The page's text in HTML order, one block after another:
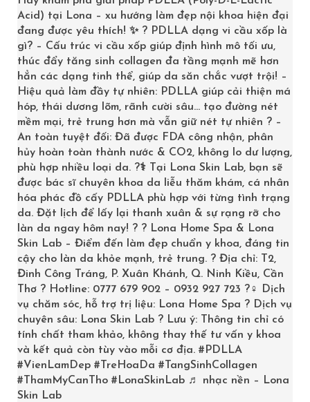
OBAGI GENTLE REJUVENATION SERUM GIÚP PHỤC HỒI VÀ TÁI TẠO DA
2,980,000₫ 2,682,000₫
>> LONA.VN
Acid) tại Lona – xu hướng làm đẹp nội khoa hiện đại
đang được yêu thích! ✨ ? PDLLA dạng vi cầu xốp là
gì? – Cấu trúc vi cầu xốp giúp định hình mô tối ưu,
thúc đẩy tăng sinh collagen đa tầng mạnh mẽ hơn
hẳn các dạng tinh thể, giúp da săn chắc vượt trội! –
Hiệu quả làm đầy tự nhiên: PDLLA giúp cải thiện má
hóp, thái dương lõm, rãnh cười sâu… tạo đường nét
mềm mại, trẻ trung hơn mà vẫn giữ nét tự nhiên ? –
An toàn tuyệt đối: Đã được FDA công nhận, phân
hủy hoàn toàn thành nước & CO2, không lo dư lượng,
phù hợp nhiều loại da. ?‍⚕️ Tại Lona Skin Lab, bạn sẽ
được bác sĩ chuyên khoa da liễu thăm khám, cá nhân
hóa phác đồ cấy PDLLA phù hợp với từng tình trạng
da. Đặt lịch để lấy lại thanh xuân & sự rạng rỡ cho
làn da ngay hôm nay! ? ? Lona Home Spa & Lona
Skin Lab – Điểm đến làm đẹp chuẩn y khoa, đáng tin
cậy cho làn da khỏe mạnh, trẻ trung. ? Địa chỉ: T2,
Đinh Công Tráng, P. Xuân Khánh, Q. Ninh Kiều, Cần
Thơ ? Hotline: 0777 679 902 – 0932 927 723 ?‍♀️ Dịch
vụ chăm sóc, hỗ trợ trị liệu: Lona Home Spa ? Dịch vụ
chuyên sâu: Lona Skin Lab ? Lưu ý: Thông tin chỉ có
tính chất tham khảo, không thay thế tư vấn y khoa
và kết quả còn tùy vào mỗi cơ địa. #PDLLA
#VienLamDep #TreHoaDa #TangSinhCollagen
#ThamMyCanTho #LonaSkinLab ♬ nhạc nền – Lona
Skin Lab